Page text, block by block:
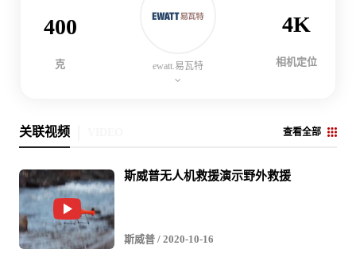
ewatt.易瓦特
400
克
4K
相机定位
关联视频 查看全部
斯威普无人机救援演示野外救援
斯威普 / 2020-10-16